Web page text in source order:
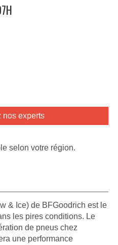
nos experts
selon votre région.
& Ice) de BFGoodrich est le
les pires conditions. Le
de pneus chez
une performance